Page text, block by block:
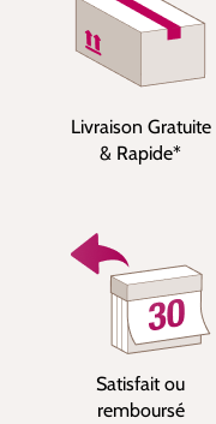
Livraison Gratuite
& Rapide*
Satisfait ou
remboursé